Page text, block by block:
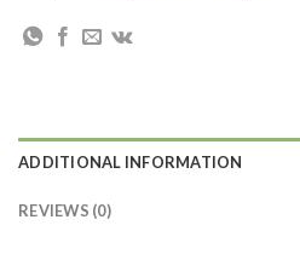
ADDITIONAL INFORMATION
REVIEWS (0)